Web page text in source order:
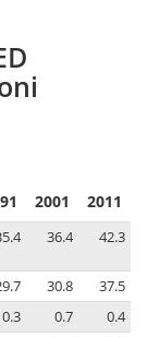
2001 2011
36.4 42.3
30.8
37.5
0.3 0.7
0.4